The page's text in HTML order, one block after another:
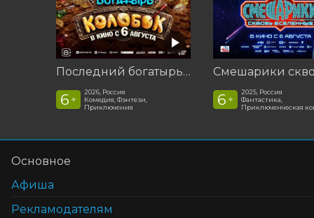
Последний богатырь. Колобок
6 +
2026, Россия
Комедия, Фэнтези,
Приключения
6 +
2025, Россия
Фантастика,
Приключенческая
Основное
Афиша
Рекламодателям